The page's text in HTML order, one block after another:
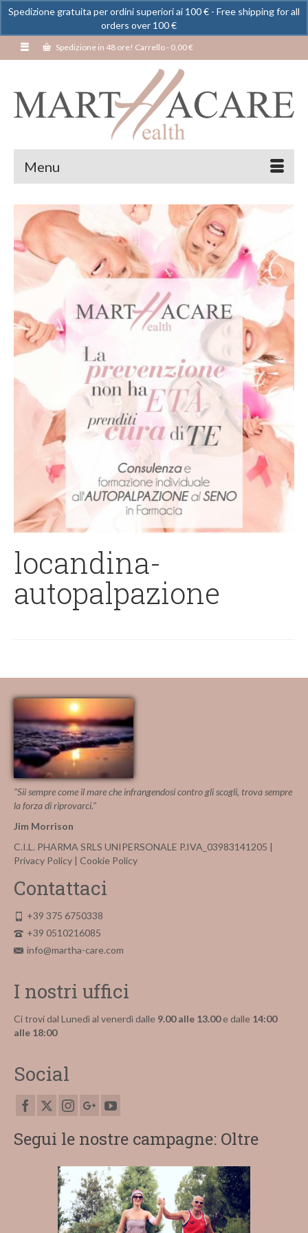
Spedizione in 48 ore! Carrello- 0,00€
Menu
locandina-
autopalpazione
"Sii sempre come il mare che infrangendosi contro gli scogli, trova sempre
la forza di riprovarci."
Jim Morrison
C.I.L. PHARMA SRLS UNIPERSONALE P.IVA_03983141205 |
Privacy Policy | Cookie Policy
Contattaci
+39 375 6750338
+39 0510216085
info@martha-care.com
I nostri uffici
Ci trovi dal Lunedì al venerdì dalle 9.00 alle 13.00e dalle 14:00
alle 18:00
Social
Segui le nostre campagne: Oltre
Spedizione gratuita per ordini superiori ai 100 € - Free shipping for all
orders over 100 €